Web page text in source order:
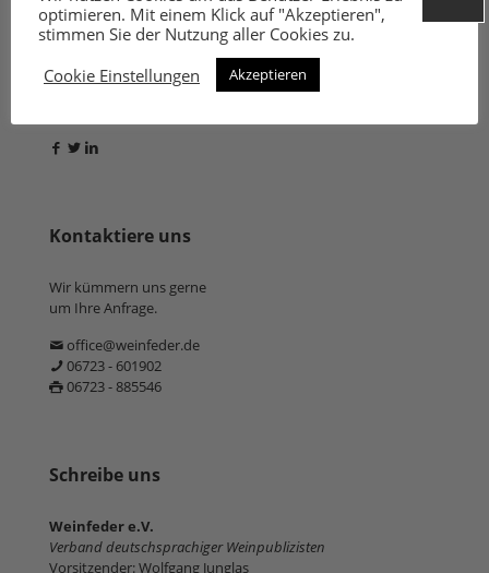
Kontaktiere uns
Wir kümmern uns gerne
um Ihre Anfrage.
office@weinfeder.de
06723 - 601902
06723 - 885546
Schreibe uns
Weinfeder e.V.
Verband deutschsprachiger Weinpublizisten
Vorsitzender: Wolfgang Junglas
optimieren. Mit einem Klick auf "Akzeptieren",
stimmen Sie der Nutzung aller Cookies zu.
Cookie Einstellungen
Akzeptieren